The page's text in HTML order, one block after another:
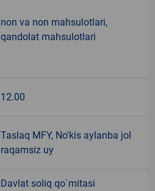
non va non mahsulotlari,
qandolat mahsulotlari
12.00
Taslaq MFY, No'kis aylanba jol
raqamsiz uy
Davlat soliq qo`mitasi